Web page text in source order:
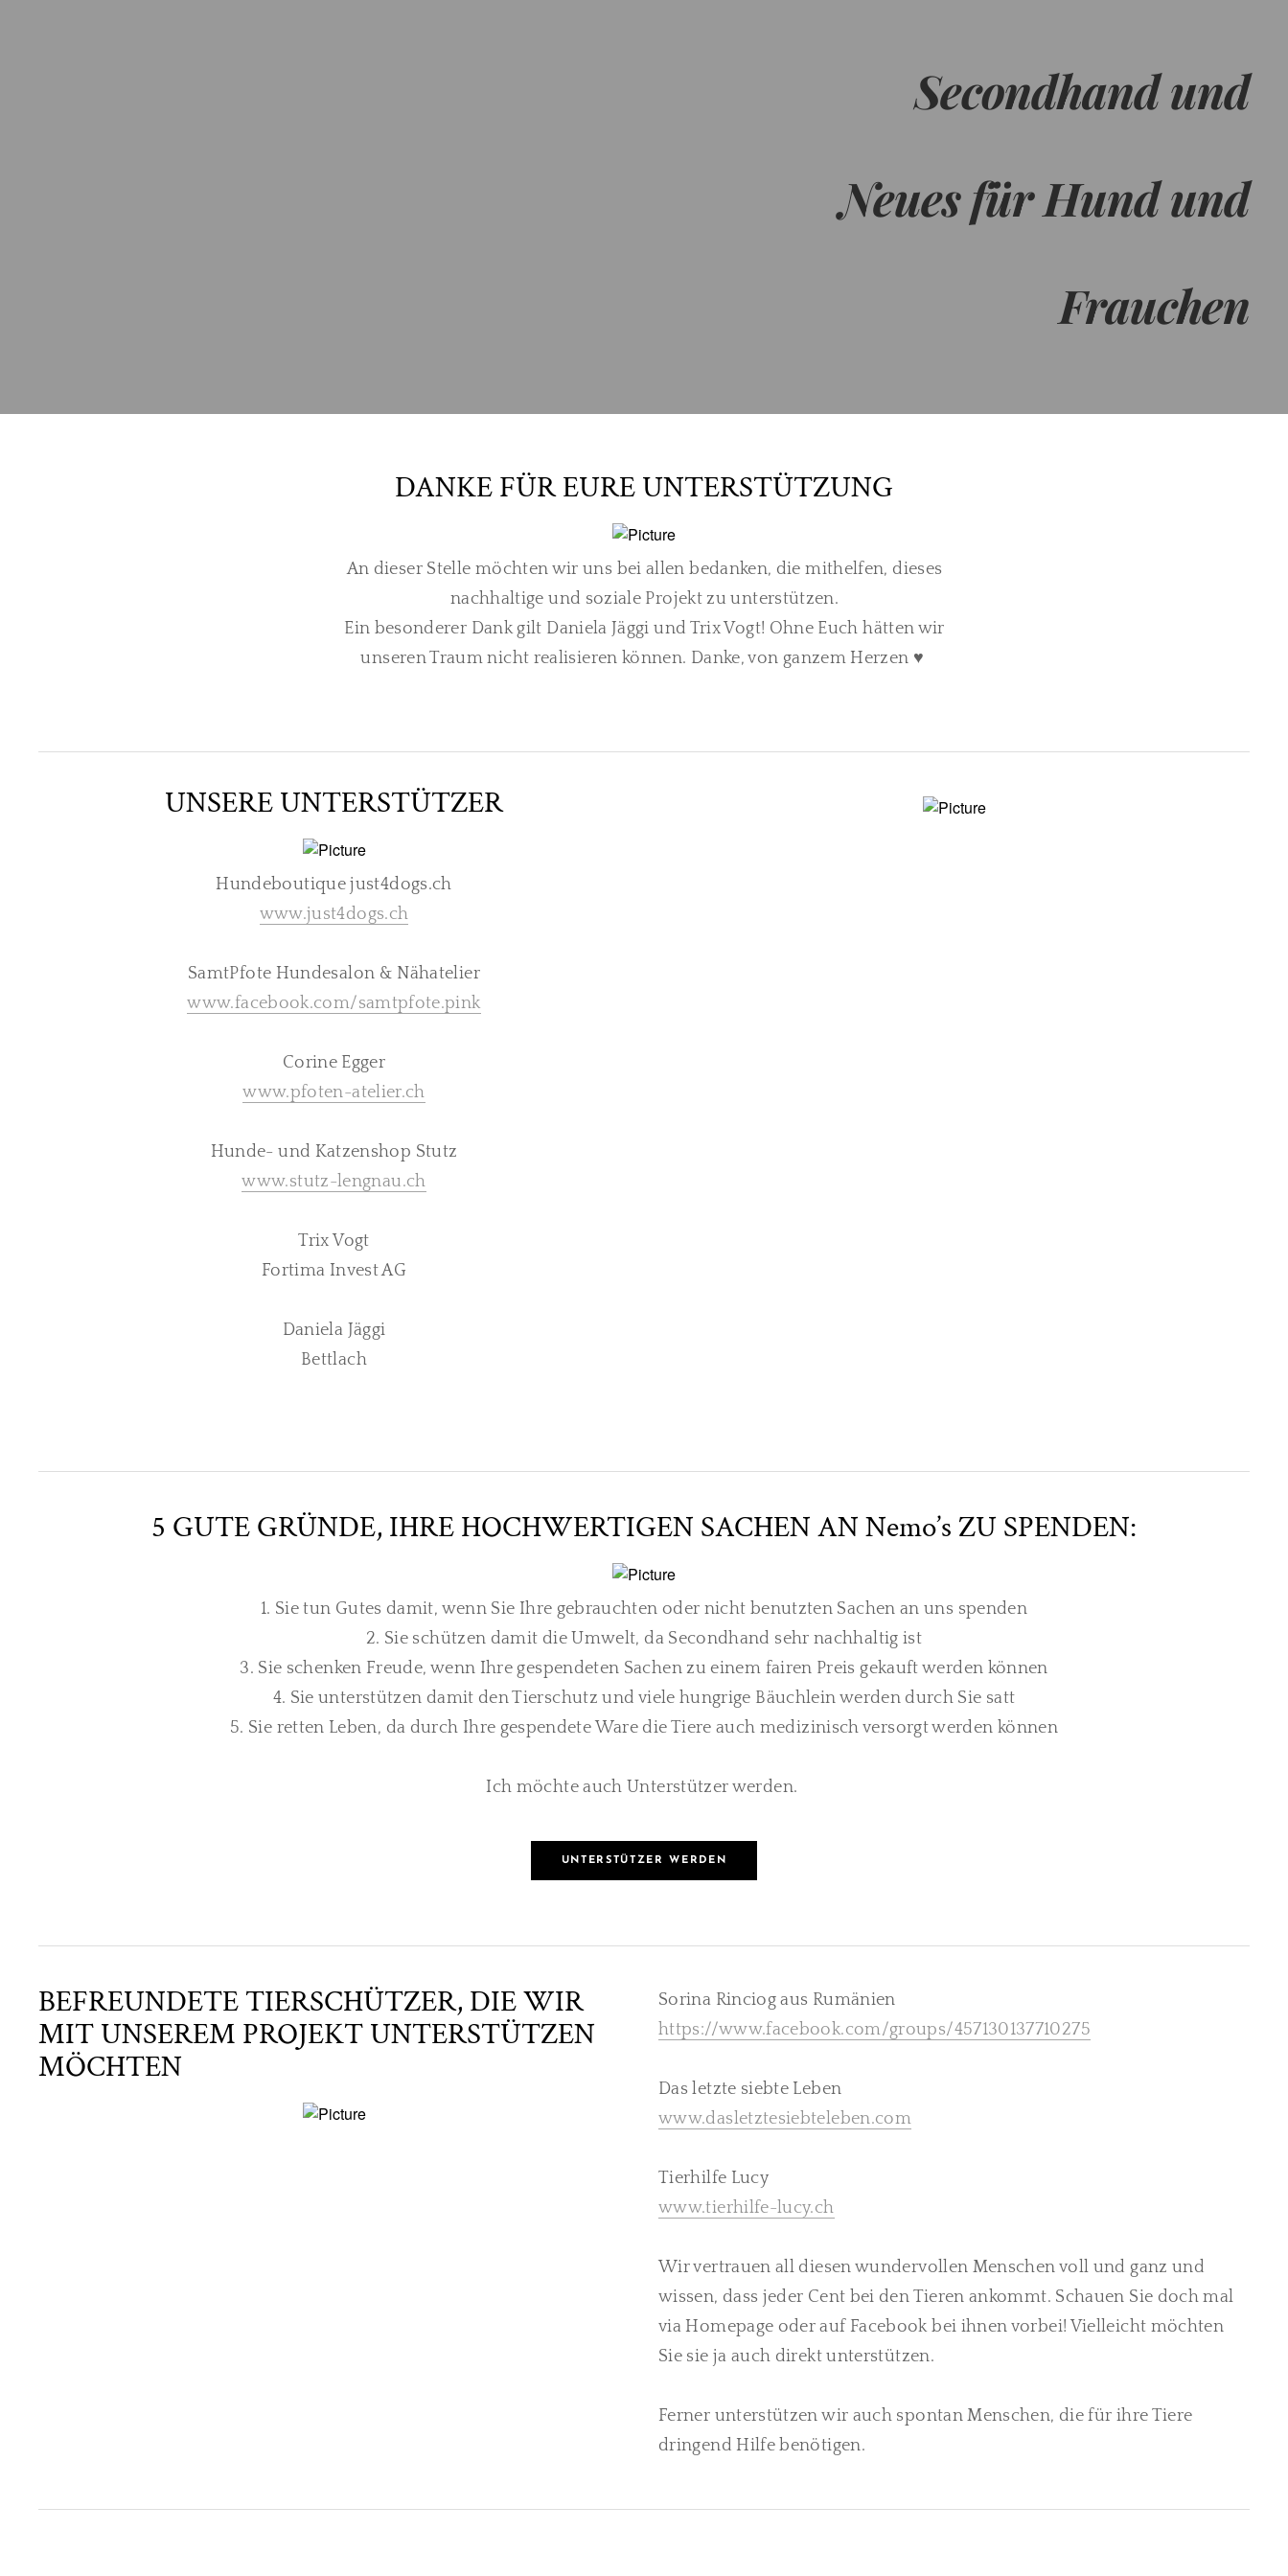
​Secondhand und
Neues für Hund und
Frauchen
DANKE FÜR EURE UNTERSTÜTZUNG
An dieser Stelle möchten wir uns bei allen bedanken, die mithelfen, dieses
nachhaltige und soziale Projekt zu unterstützen.
Ein besonderer Dank gilt Daniela Jäggi und Trix Vogt! Ohne Euch hätten wir
unseren Traum nicht realisieren können. Danke, von ganzem Herzen ♥
UNSERE UNTERSTÜTZER
Hundeboutique just4dogs.ch
www.just4dogs.ch
SamtPfote Hundesalon & Nähatelier
www.facebook.com/samtpfote.pink
Corine Egger
www.pfoten-atelier.ch
Hunde- und Katzenshop Stutz
www.stutz-lengnau.ch
Trix Vogt
Fortima Invest AG
Daniela Jäggi
Bettlach​
5 GUTE GRÜNDE, IHRE HOCHWERTIGEN SACHEN AN Nemo’s ZU SPENDEN:
1. Sie tun Gutes damit, wenn Sie Ihre gebrauchten oder nicht benutzten Sachen an uns spenden
2. Sie schützen damit die Umwelt, da Secondhand sehr nachhaltig ist
3. Sie schenken Freude, wenn Ihre gespendeten Sachen zu einem fairen Preis gekauft werden können
4. Sie unterstützen damit den Tierschutz und viele hungrige Bäuchlein werden durch Sie satt
5. Sie retten Leben, da durch Ihre gespendete Ware die Tiere auch medizinisch versorgt werden können
Ich möchte auch Unterstützer werden.
UNTERSTÜTZER WERDEN
BEFREUNDETE TIERSCHÜTZER, DIE WIR
MIT UNSEREM PROJEKT UNTERSTÜTZEN
MÖCHTEN
Sorina Rinciog aus Rumänien
https://www.facebook.com/groups/457130137710275
Das letzte siebte Leben
www.dasletztesiebteleben.com
Tierhilfe Lucy
www.tierhilfe-lucy.ch
Wir vertrauen all diesen wundervollen Menschen voll und ganz und
wissen, dass jeder Cent bei den Tieren ankommt. Schauen Sie doch mal
via Homepage oder auf Facebook bei ihnen vorbei! Vielleicht möchten
Sie sie ja auch direkt unterstützen.
Ferner unterstützen wir auch spontan Menschen, die für ihre Tiere
dringend Hilfe benötigen.